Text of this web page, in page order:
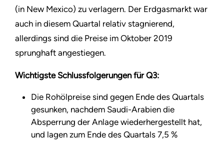
(in New Mexico) zu verlagern. Der Erdgasmarkt war
auch in diesem Quartal relativ stagnierend,
allerdings sind die Preise im Oktober 2019
sprunghaft angestiegen.
Wichtigste Schlussfolgerungen für Q3:
Die Rohölpreise sind gegen Ende des Quartals
gesunken, nachdem Saudi-Arabien die
Absperrung der Anlage wiederhergestellt hat,
und lagen zum Ende des Quartals 7,5 %